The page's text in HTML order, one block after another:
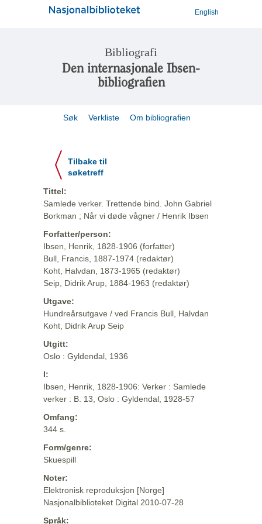
English
Bibliografi
Den internasjonale Ibsen-
bibliografien
Søk Verkliste Om bibliografien
Tilbake til
søketreff
Tittel:
Samlede verker. Trettende bind. John Gabriel
Borkman ; Når vi døde vågner / Henrik Ibsen
Forfatter/person:
Ibsen, Henrik, 1828-1906 (forfatter)
Bull, Francis, 1887-1974 (redaktør)
Koht, Halvdan, 1873-1965 (redaktør)
Seip, Didrik Arup, 1884-1963 (redaktør)
Utgave:
Hundreårsutgave / ved Francis Bull, Halvdan
Koht, Didrik Arup Seip
Utgitt:
Oslo : Gyldendal, 1936
I:
Ibsen, Henrik, 1828-1906: Verker : Samlede
verker : B. 13, Oslo : Gyldendal, 1928-57
Omfang:
344 s.
Form/genre:
Skuespill
Noter:
Elektronisk reproduksjon [Norge]
Nasjonalbiblioteket Digital 2010-07-28
Språk: